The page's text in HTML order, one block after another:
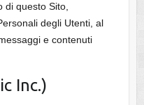
di questo Sito,
degli Utenti, al
e contenuti
Inc.)